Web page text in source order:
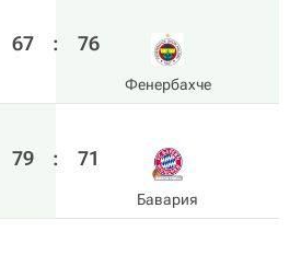
67 : 76
Фенербахче
79 : 71
Бавария